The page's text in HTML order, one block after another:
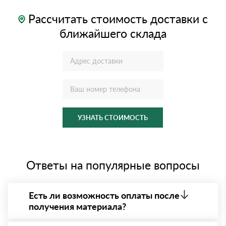
Рассчитать стоимость доставки с
ближайшего склада
УЗНАТЬ СТОИМОСТЬ
Ответы на популярные вопросы
Есть ли возможность оплаты после
получения материала?